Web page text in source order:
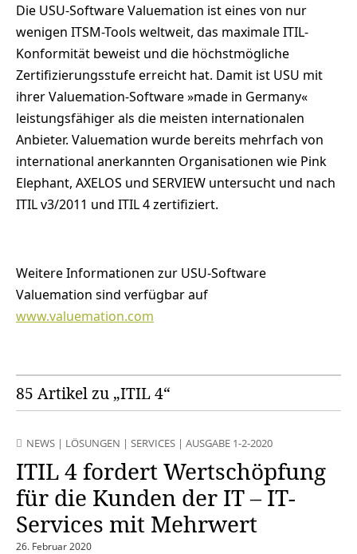
Die USU-Software Valuemation ist eines von nur
wenigen ITSM-Tools weltweit, das maximale ITIL-
Konformität beweist und die höchstmögliche
Zertifizierungsstufe erreicht hat. Damit ist USU mit
ihrer Valuemation-Software »made in Germany«
leistungsfähiger als die meisten internationalen
Anbieter. Valuemation wurde bereits mehrfach von
international anerkannten Organisationen wie Pink
Elephant, AXELOS und SERVIEW untersucht und nach
ITIL v3/2011 und ITIL 4 zertifiziert.
Weitere Informationen zur USU-Software
Valuemation sind verfügbar auf
www.valuemation.com
85 Artikel zu „ITIL 4“
NEWS | LÖSUNGEN | SERVICES | AUSGABE 1-2-2020
ITIL 4 fordert Wertschöpfung
für die Kunden der IT – IT-
Services mit Mehrwert
26. Februar 2020